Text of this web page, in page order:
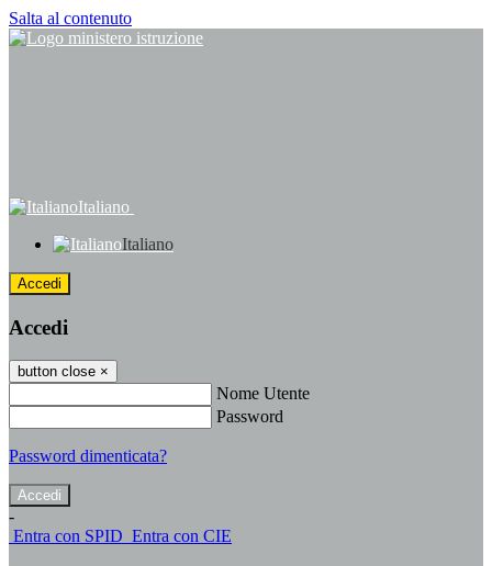
Salta al contenuto
Italiano
Italiano
Accedi
Accedi
button close ×
Nome Utente
Password
Password dimenticata?
-
Entra con SPID Entra con CIE